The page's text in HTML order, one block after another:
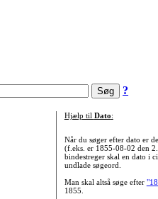
?
Hjælp til Dato:
Når du søger efter dato er
(f.eks. er 1855-08-02 den
bindestreger skal en dato i
undlade søgeord.
Man skal altså søge efter
1855.